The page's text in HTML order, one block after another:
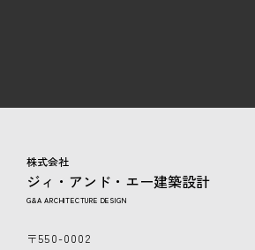
G&A ARCHITECTURE DESIGN
ジィ・アンド・エー建築設計
株式会社
〒550-0002